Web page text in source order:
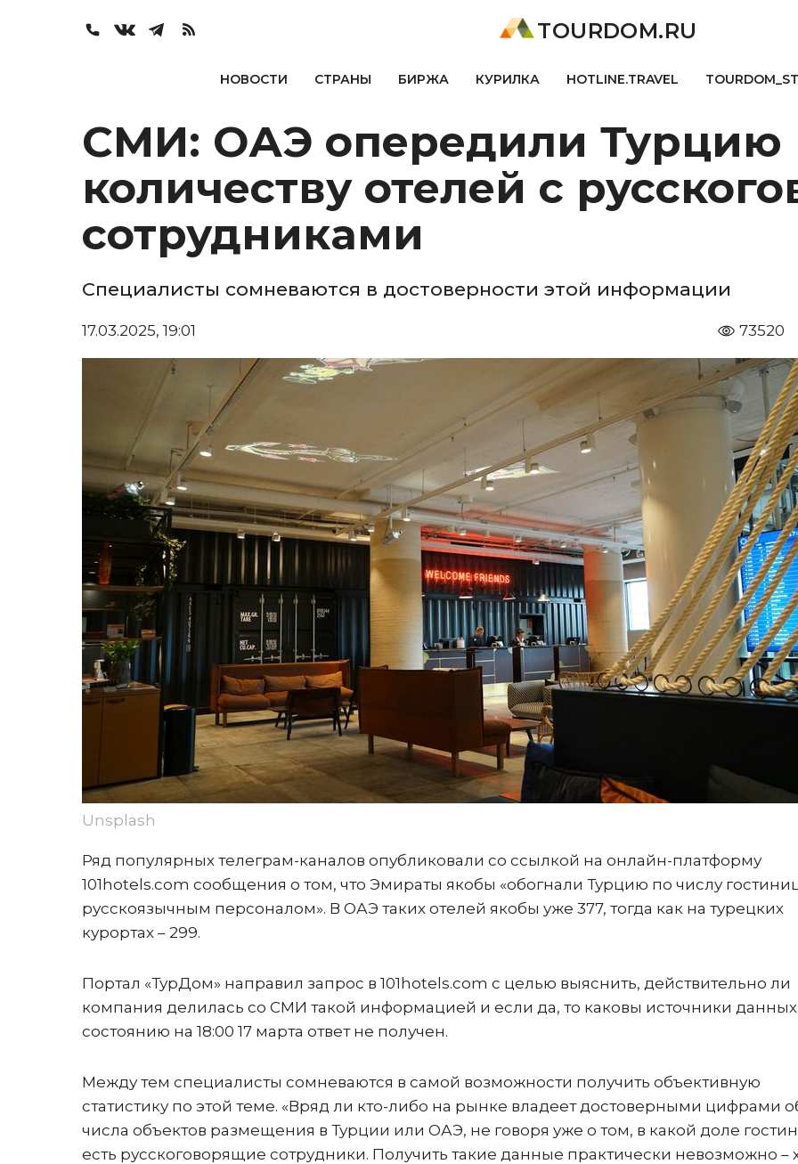
TOURDOM.RU
НОВОСТИ СТРАНЫ БИРЖА КУРИЛКА HOTLINE.TRAVEL
СМИ: ОАЭ опередили Турцию
количеству отелей с
сотрудниками
Специалисты сомневаются в достоверности этой информации
17.03.2025, 19:01 73520
Unsplash
Ряд популярных телеграм-каналов опубликовали со ссылкой на онлайн-платформу
101hotels.com сообщения о том, что Эмираты якобы «обогнали Турцию по числу
русскоязычным персоналом». В ОАЭ таких отелей якобы уже 377, тогда как на турецких
курортах – 299.
Портал «ТурДом» направил запрос в 101hotels.com с целью выяснить, действительно ли
компания делилась со СМИ такой информацией и если да, то каковы источники
состоянию на 18:00 17 марта ответ не получен.
Между тем специалисты сомневаются в самой возможности получить объективную
статистику по этой теме. «Вряд ли кто-либо на рынке владеет достоверными цифрами
числа объектов размещения в Турции или ОАЭ, не говоря уже о том, в какой доле
есть русскоговорящие сотрудники. Получить такие данные практически невозможно –